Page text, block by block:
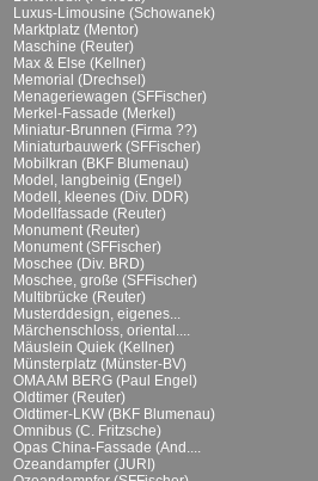
Luxus-Limousine (Schowanek)
Marktplatz (Mentor)
Maschine (Reuter)
Max & Else (Kellner)
Memorial (Drechsel)
Menageriewagen (SFFischer)
Merkel-Fassade (Merkel)
Miniatur-Brunnen (Firma ??)
Miniaturbauwerk (SFFischer)
Mobilkran (BKF Blumenau)
Model, langbeinig (Engel)
Modell, kleenes (Div. DDR)
Modellfassade (Reuter)
Monument (Reuter)
Monument (SFFischer)
Moschee (Div. BRD)
Moschee, große (SFFischer)
Multibrücke (Reuter)
Musterddesign, eigenes...
Märchenschloss, oriental....
Mäuslein Quiek (Kellner)
Münsterplatz (Münster-BV)
OMA AM BERG (Paul Engel)
Oldtimer (Reuter)
Oldtimer-LKW (BKF Blumenau)
Omnibus (C. Fritzsche)
Opas China-Fassade (And....
Ozeandampfer (JURI)